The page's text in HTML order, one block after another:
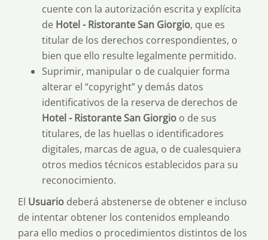
cuente con la autorización escrita y explícita
de Hotel - Ristorante San Giorgio, que es
titular de los derechos correspondientes, o
bien que ello resulte legalmente permitido.
Suprimir, manipular o de cualquier forma
alterar el “copyright” y demás datos
identificativos de la reserva de derechos de
Hotel - Ristorante San Giorgio o de sus
titulares, de las huellas o identificadores
digitales, marcas de agua, o de cualesquiera
otros medios técnicos establecidos para su
reconocimiento.
El Usuario deberá abstenerse de obtener e incluso
de intentar obtener los contenidos empleando
para ello medios o procedimientos distintos de los